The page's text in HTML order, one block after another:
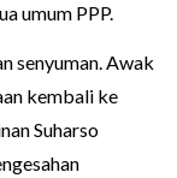
umum PPP.
senyuman. Awak
kembali ke
Suharso